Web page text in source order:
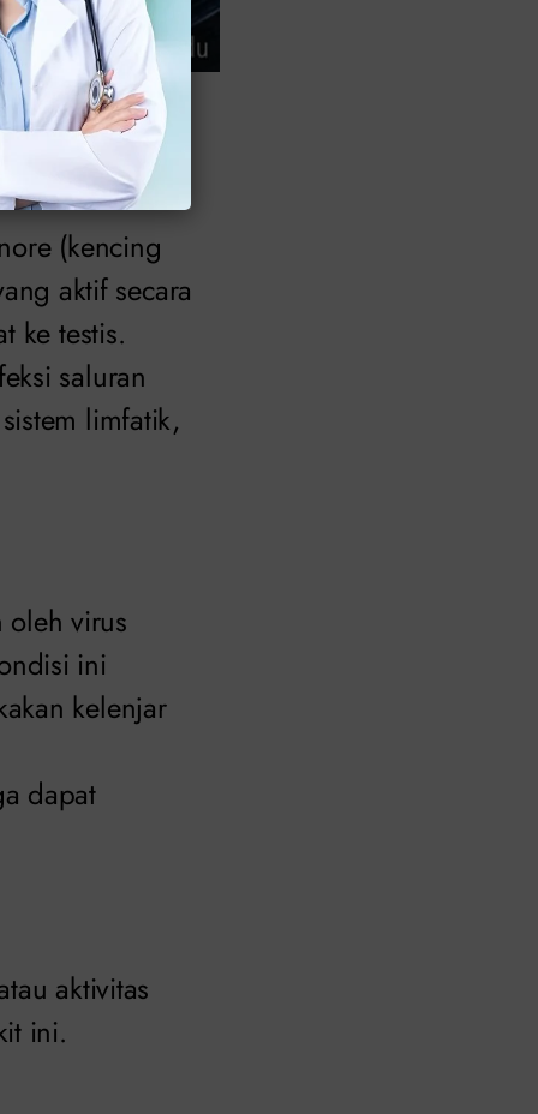
)
(kencing
aktif secara
ke testis.
saluran
limfatik,
virus
ini
kelenjar
dapat
aktivitas
ini.